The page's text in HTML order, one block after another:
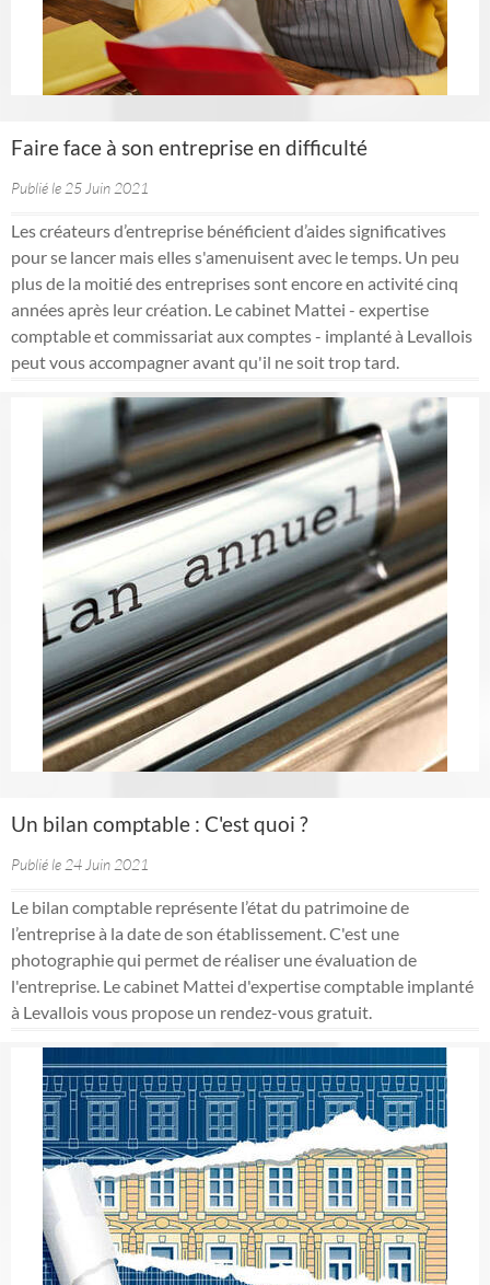
Faire face à son entreprise en difficulté
Publié le 25 Juin 2021
Les créateurs d’entreprise bénéficient d’aides significatives
pour se lancer mais elles s'amenuisent avec le temps. Un peu
plus de la moitié des entreprises sont encore en activité cinq
années après leur création. Le cabinet Mattei - expertise
comptable et commissariat aux comptes - implanté à Levallois
peut vous accompagner avant qu'il ne soit trop tard.
Un bilan comptable : C'est quoi ?
Publié le 24 Juin 2021
Le bilan comptable représente l’état du patrimoine de
l’entreprise à la date de son établissement. C'est une
photographie qui permet de réaliser une évaluation de
l'entreprise. Le cabinet Mattei d'expertise comptable implanté
à Levallois vous propose un rendez-vous gratuit.